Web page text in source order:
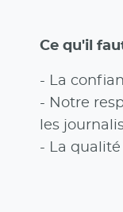
Ce qu'il
- La
- Notre
les
- La